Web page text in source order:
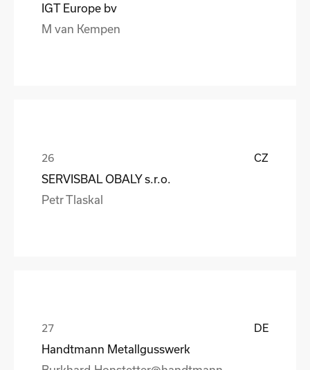
IGT Europe bv
M van Kempen
CZ
SERVISBAL OBALY s.r.o.
Petr Tlaskal
DE
Handtmann Metallgusswerk